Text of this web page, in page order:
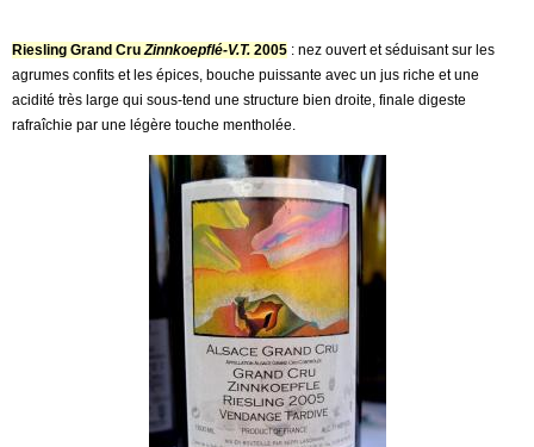
Riesling Grand CruZinnkoepflé-V.T. 2005 : nez ouvert et séduisant sur les
agrumes confits et les épices, bouche puissante avec un jus riche et une
acidité très large qui sous-tend une structure bien droite, finale digeste
rafraîchie par une légère touche mentholée.